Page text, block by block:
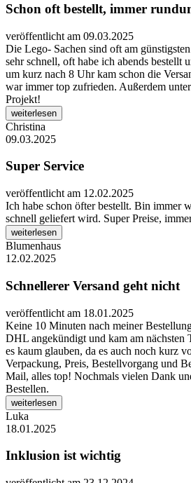
Schon oft bestellt, immer
veröffentlicht am 09.03.2025
Die Lego- Sachen sind oft am
sehr schnell, oft habe ich abends bestellt
um kurz nach 8 Uhr kam schon die
war immer top zufrieden. Außerdem
Projekt!
weiterlesen
Christina
09.03.2025
Super Service
veröffentlicht am 12.02.2025
Ich habe schon öfter bestellt. Bin immer
schnell geliefert wird. Super Preise,
weiterlesen
Blumenhaus
12.02.2025
Schnellerer Versand geht nicht
veröffentlicht am 18.01.2025
Keine 10 Minuten nach meiner
DHL angekündigt und kam am nächsten
es kaum glauben, da es auch noch kurz
Verpackung, Preis, Bestellvorgang und
Mail, alles top! Nochmals vielen Dank
Bestellen.
weiterlesen
Luka
18.01.2025
Inklusion ist wichtig